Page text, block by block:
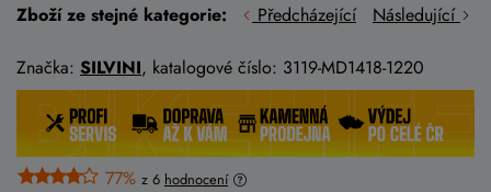
Zboží ze stejné kategorie: Předcházející Následující
Značka: SILVINI, katalogové číslo: 3119-MD1418-1220
77% z 6 hodnocení